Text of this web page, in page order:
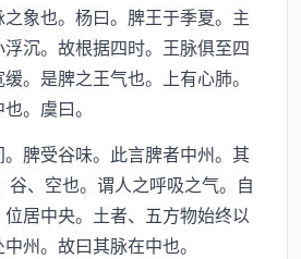
象也。杨曰。脾王于季夏。主
沉。故根据四时。王脉俱至四
。是脾之王气也。上有心肺。
。虞曰。
脾受谷味。此言脾者中州。其
谷、空也。谓人之呼吸之气。自
居中央。土者、五方物始终以
州。故曰其脉在中也。